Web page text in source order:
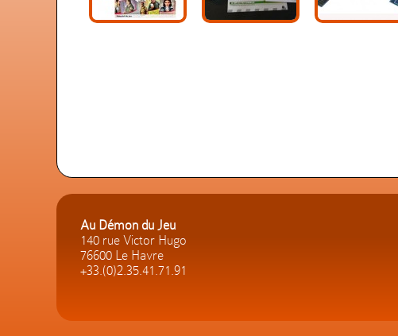
Au Démon du Jeu
140 rue Victor Hugo
76600 Le Havre
+33.(0)2.35.41.71.91